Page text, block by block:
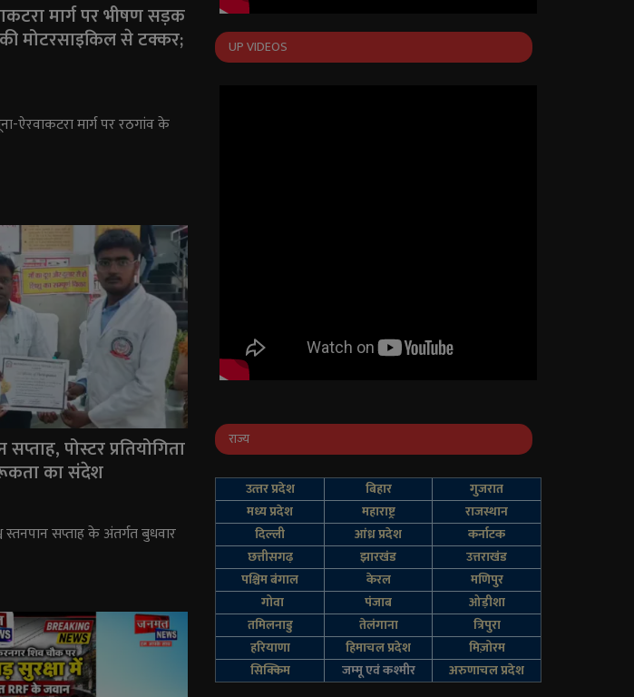
मार्ग पर भीषण सड़क
मोटरसाइकिल से टक्कर;
ऐरवाकटरा मार्ग पर रठगांव के
पोस्टर प्रतियोगिता
का संदेश
स्तनपान सप्ताह के अंतर्गत बुधवार
UP VIDEOS
राज्य
उत्‍तर प्रदेश बिहार
गुजरात
मध्य प्रदेश
महाराष्ट्र
राजस्थान
दिल्‍ली
आंध्र प्रदेश
कर्नाटक
छत्तीसगढ़
झारखंड
उत्तराखंड
पश्चिम बंगाल
केरल
मणिपुर
गोवा
पंजाब
ओड़ीशा
तमिलनाडु
तेलंगाना
त्रिपुरा
हरियाणा
हिमाचल प्रदेश
मिज़ोरम
सिक्किम
जम्‍मू एवं कश्‍मीर अरुणाचल प्रदेश